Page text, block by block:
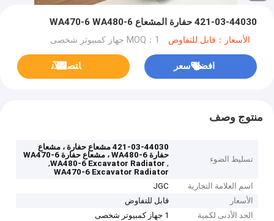
421-03-44030 حفارة المشعاع WA470-6 WA480-6
الأسعار：قابل للتفاوض MOQ：1 جهاز كمبيوتر شخصى
افضل سعر ﺎﺘﺼﻟ ﺍﻶﻧ
منتوج وصف
تسليط الضوء
421-03-44030 مشعاع حفارة ، مشعاع
حفارة WA480-6 ، مشعاع حفارة WA470-6
,
WA480-6 Excavator Radiator
,
WA470-6 Excavator Radiator
اسم العلامة التجارية
JGC
الأسعار
قابل للتفاوض
الحد الأدنى لكمية
1 جهاز كمبيوتر شخصى